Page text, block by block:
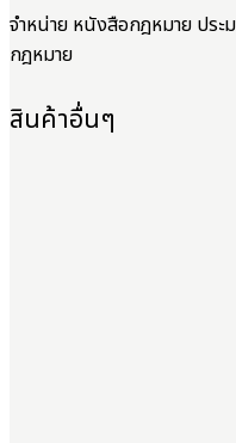
จำหน่าย หนังสือกฎหมาย ประ
กฎหมาย
สินค้าอื่นๆ